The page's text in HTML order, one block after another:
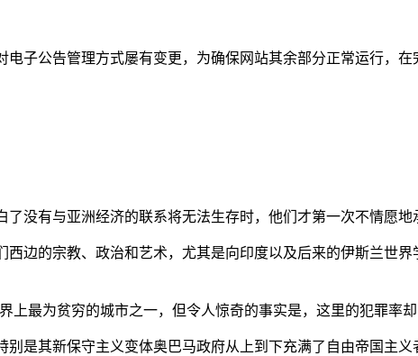
电子公告管理方式屡有变更，为确保网站其余部分正常运行，
没有与亚洲经济的联系将无法生存时，他们才第一次不情愿地
西边的宗教、政治和艺术，尤其是向印度以及后来的伊斯兰世
上最为贫穷的城市之一，但令人惊奇的事实是，这里的犯罪率
别是其新保守主义变体奥巴马政府从上到下充满了自由帝国主